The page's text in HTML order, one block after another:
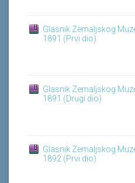
Glasnik Zemaljskog
1891 (Prvi dio)
Glasnik Zemaljskog
1891 (Drugi dio)
Glasnik Zemaljskog
1892 (Prvi dio)